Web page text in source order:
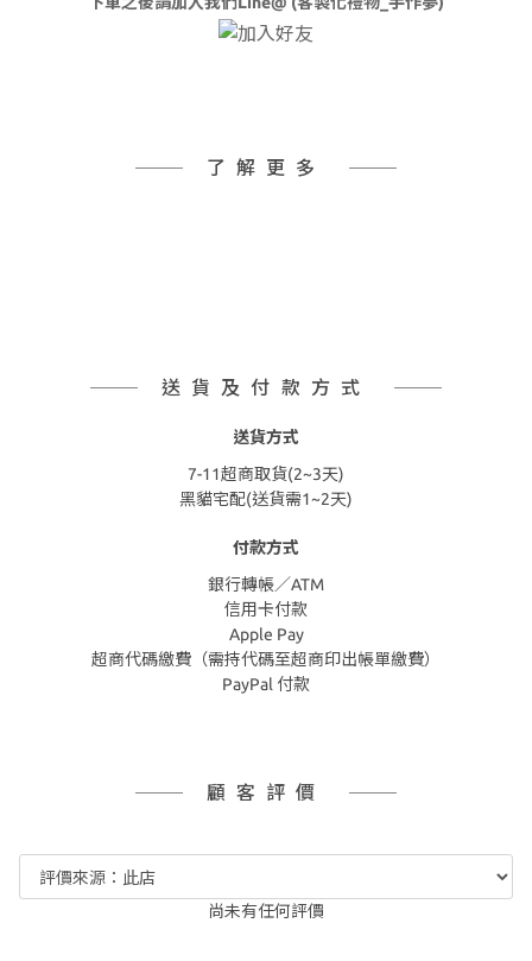
了解更多
送貨及付款方式
送貨方式
7-11超商取貨(2~3天)
黑貓宅配(送貨需1~2天)
付款方式
銀行轉帳／ATM
信用卡付款
Apple Pay
超商代碼繳費（需持代碼至超商印出帳單繳費）
PayPal 付款
顧客評價
尚未有任何評價